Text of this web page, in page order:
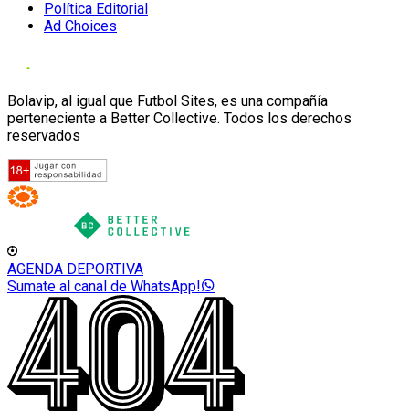
Política Editorial
Ad Choices
Bolavip, al igual que Futbol Sites, es una compañía
perteneciente a Better Collective. Todos los derechos
reservados
AGENDA DEPORTIVA
Sumate al canal de WhatsApp!